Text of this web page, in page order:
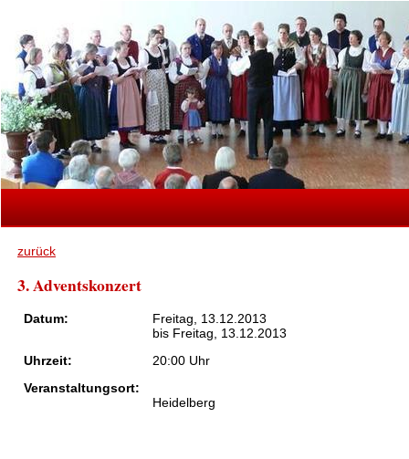
zurück
3. Adventskonzert
Datum:
Freitag, 13.12.2013
bis Freitag, 13.12.2013
Uhrzeit:
20:00 Uhr
Veranstaltungsort:
Heidelberg